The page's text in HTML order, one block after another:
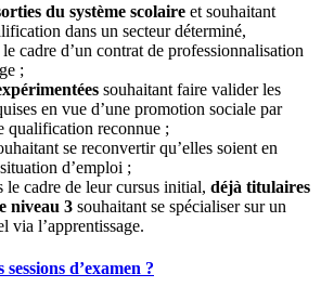
du système scolaire et souhaitant
dans un secteur déterminé,
cadre d’un contrat de professionnalisation
;
souhaitant faire valider les
en vue d’une promotion sociale par
qualification reconnue ;
se reconvertir qu’elles soient en
d’emploi ;
le cadre de leur cursus initial, déjà titulaires
niveau 3 souhaitant se spécialiser sur un
via l’apprentissage.
d’examen ?